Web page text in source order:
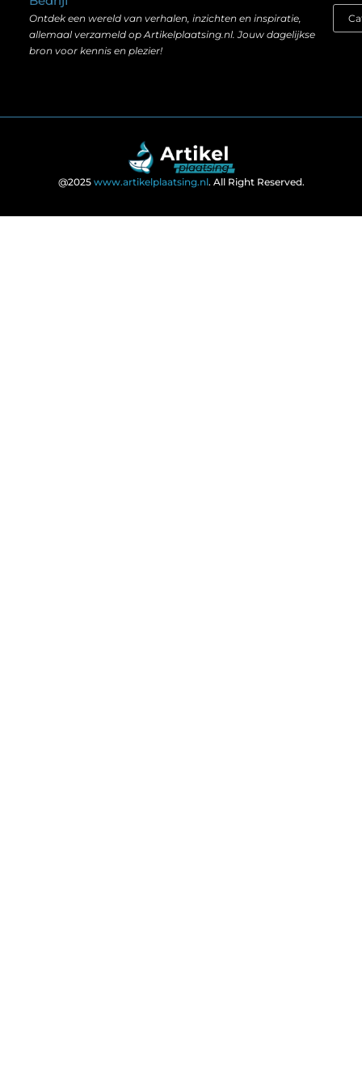
Ontdek een wereld van verhalen, inzichten en inspiratie,
allemaal verzameld op Artikelplaatsing.nl. Jouw dagelijkse
bron voor kennis en plezier!
@2025 www.artikelplaatsing.nl. All Right Reserved.